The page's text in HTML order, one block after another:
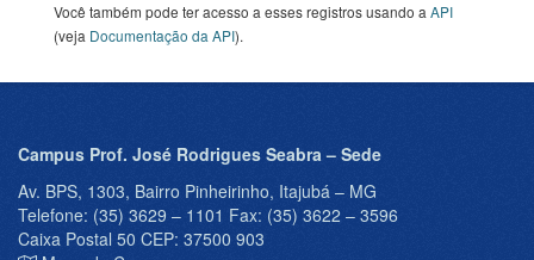
Você também pode ter acesso a esses registros usando a API
(veja Documentação da API).
Campus Prof. José Rodrigues Seabra – Sede
Av. BPS, 1303, Bairro Pinheirinho, Itajubá – MG
Telefone: (35) 3629 – 1101 Fax: (35) 3622 – 3596
Caixa Postal 50 CEP: 37500 903